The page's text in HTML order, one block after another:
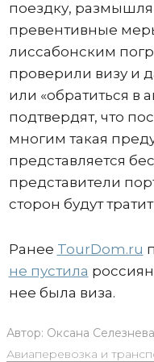
поездку,
превентивные
лиссабонским
проверили визу и
или «обратиться в
подтвердят, что
многим такая
представляется
представители
сторон будут
Ранее TourDom.ru
не пустила
нее была виза.
Автор: Оксана Селезнева
Авиаперевозка и